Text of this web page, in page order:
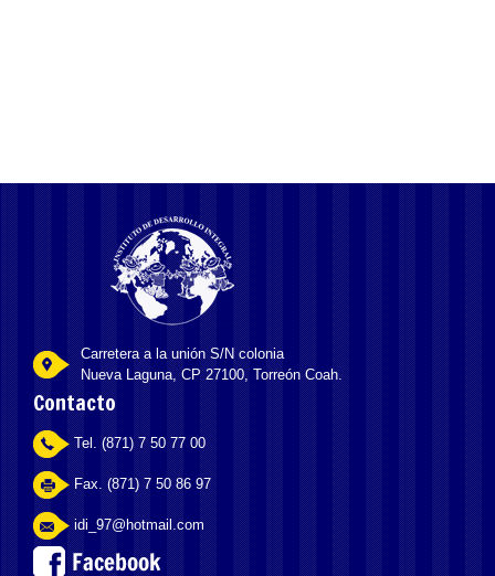
Carretera a la unión S/N colonia
Nueva Laguna, CP 27100, Torreón Coah.
Contacto
Tel. (871) 7 50 77 00
Fax. (871) 7 50 86 97
idi_97@hotmail.com